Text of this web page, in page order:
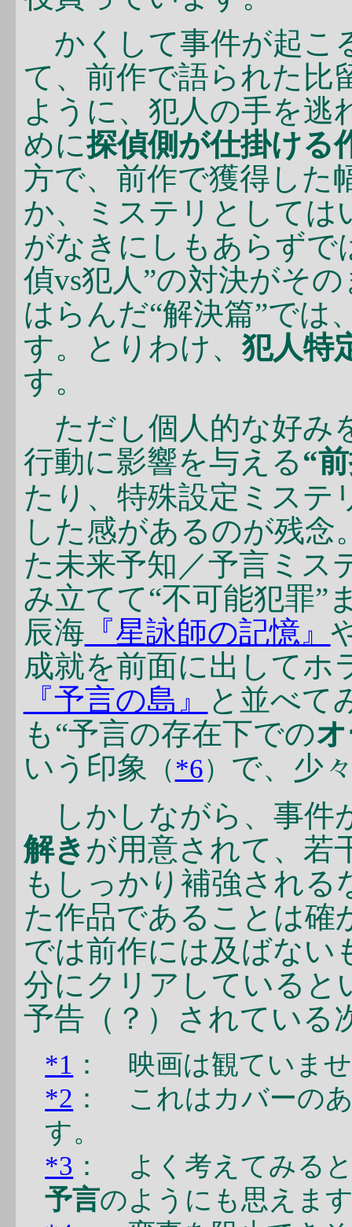
かくして事件が起こ
て、前作で語られた比
ように、犯人の手を逃
めに探偵側が仕掛ける
方で、前作で獲得した
か、ミステリとしては
がなきにしもあらずで
偵vs犯人”の対決がそ
はらんだ“解決篇”では
す。とりわけ、犯人特
す。
ただし個人的な好み
行動に影響を与える“
たり、特殊設定ミステ
した感があるのが残念
た未来予知／予言ミ
み立てて“不可能犯罪”
辰海 『星詠師の記憶』
成就を前面に出してホ
『予言の島』
と並べて
も“予言の存在下での
いう印象
（*6） で、少
しかしながら、事件
解き が用意されて、若
もしっかり補強され
た作品であることは確
では前作には及ばない
分にクリアしていると
予告（？）されている
*1 ： 映画は観ていま
*2 ： これはカバーの
す。
*3 ： よく考えてみる
予言のようにも思えま